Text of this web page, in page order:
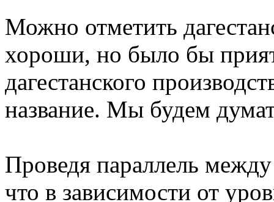
Можно отметить
хороши, но было бы
дагестанского
название. Мы будем
Проведя параллель
что в зависимости от